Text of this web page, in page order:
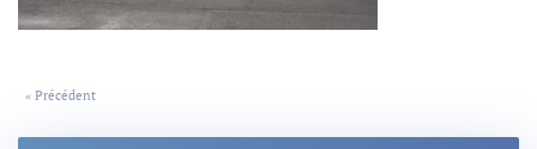
« Précédent